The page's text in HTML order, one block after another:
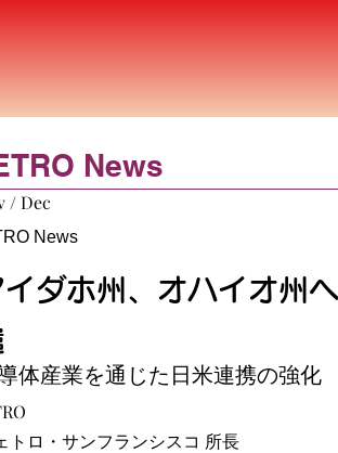
News
/ Dec
News
イダホ州、オハイオ州
体産業を通じた日米連携の強化
トロ・サンフランシスコ 所長